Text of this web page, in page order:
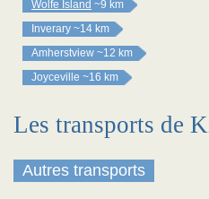
Wolfe Island ~9 km
Inverary ~14 km
Amherstview ~12 km
Joyceville ~16 km
Les transports de
Autres transports